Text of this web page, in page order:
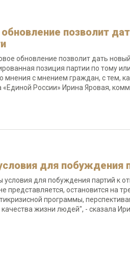
позволит
обновление позволит дать
позиция партии по тому
с мнением граждан, с тем,
«Единой России» Ирина Яровая,
для побуждения
для побуждения партий к
представляется, остановится на
программы,
жизни людей", - сказала